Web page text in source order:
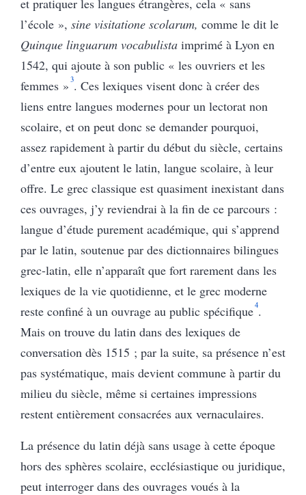
et pratiquer les langues étrangères, cela « sans
l’école », sine visitatione scolarum, comme le dit le
Quinque linguarum vocabulista imprimé à Lyon en
1542, qui ajoute à son public « les ouvriers et les
femmes » 3. Ces lexiques visent donc à créer des
liens entre langues modernes pour un lectorat non
scolaire, et on peut donc se demander pourquoi,
assez rapidement à partir du début du siècle, certains
d’entre eux ajoutent le latin, langue scolaire, à leur
offre. Le grec classique est quasiment inexistant dans
ces ouvrages, j’y reviendrai à la fin de ce parcours :
langue d’étude purement académique, qui s’apprend
par le latin, soutenue par des dictionnaires bilingues
grec-latin, elle n’apparaît que fort rarement dans les
lexiques de la vie quotidienne, et le grec moderne
reste confiné à un ouvrage au public spécifique4.
Mais on trouve du latin dans des lexiques de
conversation dès 1515 ; par la suite, sa présence n’est
pas systématique, mais devient commune à partir du
milieu du siècle, même si certaines impressions
restent entièrement consacrées aux vernaculaires.
La présence du latin déjà sans usage à cette époque
hors des sphères scolaire, ecclésiastique ou juridique,
peut interroger dans des ouvrages voués à la